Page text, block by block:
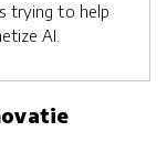
trying to help
AI.